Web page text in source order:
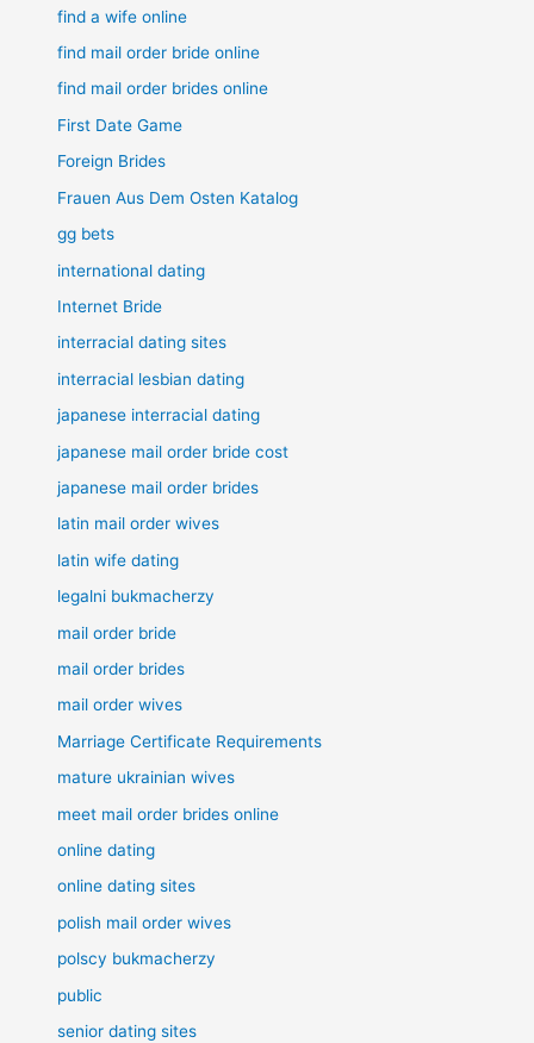
find a wife online
find mail order bride online
find mail order brides online
First Date Game
Foreign Brides
Frauen Aus Dem Osten Katalog
gg bets
international dating
Internet Bride
interracial dating sites
interracial lesbian dating
japanese interracial dating
japanese mail order bride cost
japanese mail order brides
latin mail order wives
latin wife dating
legalni bukmacherzy
mail order bride
mail order brides
mail order wives
Marriage Certificate Requirements
mature ukrainian wives
meet mail order brides online
online dating
online dating sites
polish mail order wives
polscy bukmacherzy
public
senior dating sites